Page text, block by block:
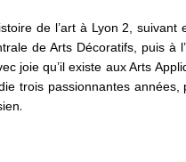
de l’art à Lyon 2, suivant
de Arts Décoratifs, puis à
joie qu’il existe aux Arts
trois passionnantes années,
.